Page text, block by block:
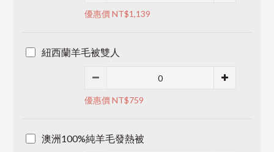
優惠價 NT$1,139
紐西蘭羊毛被雙人
優惠價 NT$759
澳洲100%純羊毛發熱被